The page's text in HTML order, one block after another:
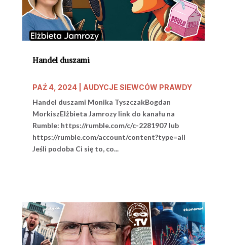
Handel duszami
PAŹ 4, 2024| AUDYCJE SIEWCÓW PRAWDY
Handel duszami Monika TyszczakBogdan
MorkiszElżbieta Jamrozy link do kanału na
Rumble: https://rumble.com/c/c-2281907 lub
https://rumble.com/account/content?type=all
Jeśli podoba Ci się to, co...